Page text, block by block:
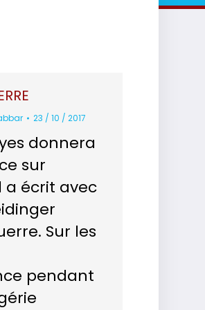
23 / 10 / 2017
donnera
sur
a écrit avec
Sur les
pendant